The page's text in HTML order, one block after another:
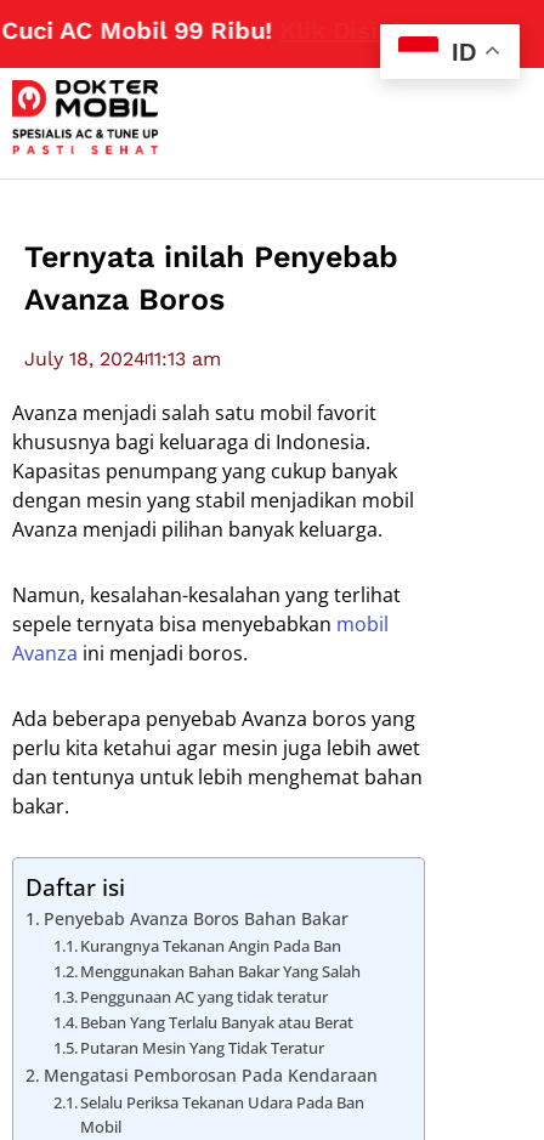
AC Mobil 99 Ribu!Klik Disini
Ternyata inilah Penyebab
Avanza Boros
July 18, 202411:13 am
Avanza menjadi salah satu mobil favorit
khususnya bagi keluaraga di Indonesia.
Kapasitas penumpang yang cukup banyak
dengan mesin yang stabil menjadikan mobil
Avanza menjadi pilihan banyak keluarga.
Namun, kesalahan-kesalahan yang terlihat
sepele ternyata bisa menyebabkan mobil
Avanza ini menjadi boros.
Ada beberapa penyebab Avanza boros yang
perlu kita ketahui agar mesin juga lebih awet
dan tentunya untuk lebih menghemat bahan
bakar.
Daftar isi
Penyebab Avanza Boros Bahan Bakar
Kurangnya Tekanan Angin Pada Ban
Menggunakan Bahan Bakar Yang Salah
Penggunaan AC yang tidak teratur
Beban Yang Terlalu Banyak atau Berat
Putaran Mesin Yang Tidak Teratur
Mengatasi Pemborosan Pada Kendaraan
Selalu Periksa Tekanan Udara Pada Ban
Mobil
ID